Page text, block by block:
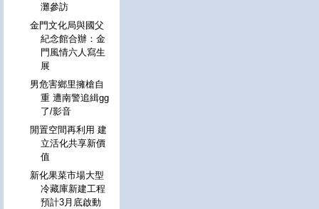
灘參訪
金門文化局與國父
紀念館合辦：金
門風情六人寫生
展
男危害鄉里擁槍自
重 遭南警追緝gg
了/影音
閒置空間再利用 建
立活化共享新價
值
新化果菜市場大型
冷藏庫新建工程
預計3月底啟動